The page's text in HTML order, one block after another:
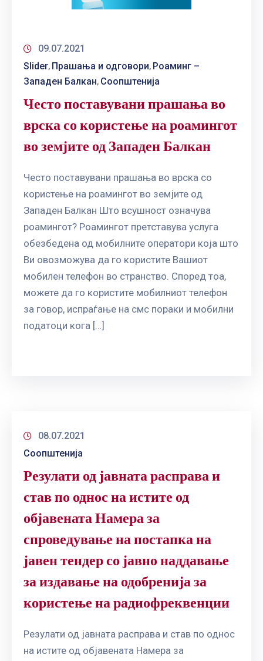
09.07.2021
Slider‚ Прашања и одговори‚ Роаминг –
Западен Балкан‚ Соопштенија
Често поставувани прашања во
врска со користење на роамингот
во земјите од Западен Балкан
Често поставувани прашања во врска со
користење на роамингот во земјите од
Западен Балкан Што всушност означува
роамингот? Роамингот претставува услуга
обезбедена од мобилните оператори која што
Ви овозможува да го користите Вашиот
мобилен телефон во странство. Според тоа,
можете да го користите мобилниот телефон
за говор, испраѓање на смс пораки и мобилни
податоци кога […]
08.07.2021
Соопштенија
Резулати од јавната расправа и
став по однос на истите од
објавената Намера за
спроведување на постапка на
јавен тендер со јавно наддавање
за издавање на одобренија за
користење на радиофреквенции
Резулати од јавната расправа и став по однос
на истите од објавената Намера за